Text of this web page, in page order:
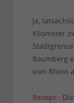
Ja,
Kilometer
Baumberg
vom Rhein
Rezept ·